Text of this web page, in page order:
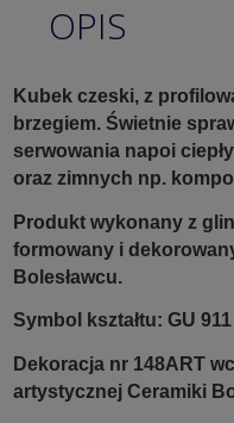
OPIS
Kubek czeski, z
brzegiem. Świetnie
serwowania napoi
oraz zimnych np.
Produkt wykonany z
formowany i
Bolesławcu.
Symbol kształtu: GU 911
Dekoracja nr 148ART
artystycznej Ceramiki